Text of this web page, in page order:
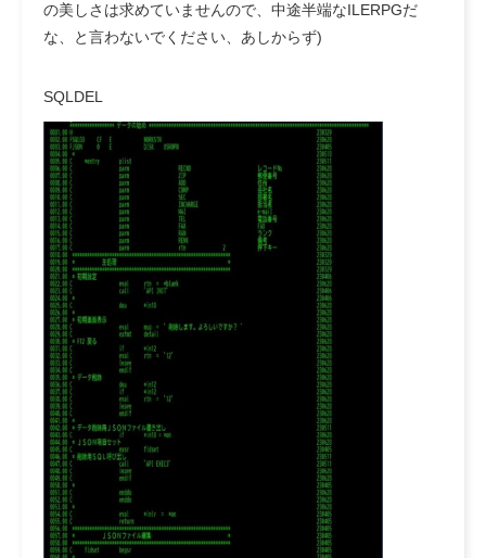
の美しさは求めていませんので、中途半端なILERPGだ
な、と言わないでください、あしからず)
SQLDEL